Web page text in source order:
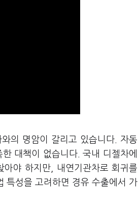
의 명암이 갈리고 있습니다. 자동
대책이 없습니다. 국내 디젤차에
야 하지만, 내연기관차로 회귀를
특성을 고려하면 경유 수출에서 가